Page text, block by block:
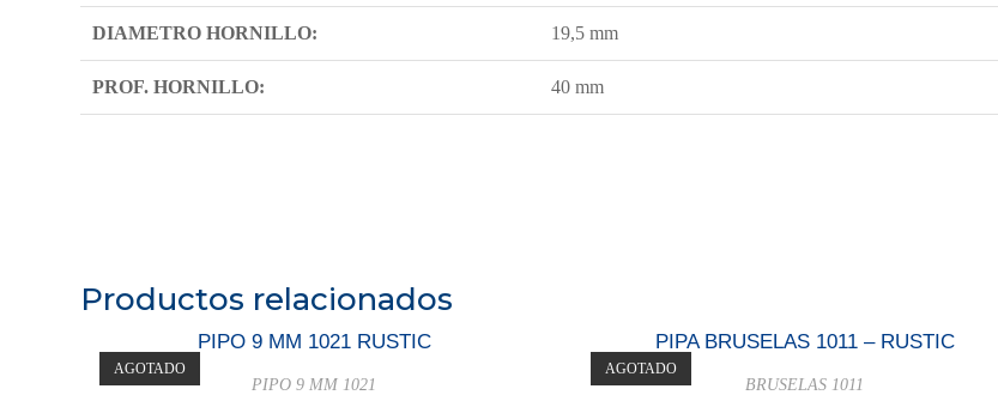
DIAMETRO HORNILLO: 19,5 mm
PROF. HORNILLO: 40 mm
Productos relacionados
AGOTADO
PIPO 9 MM 1021 RUSTIC
PIPO 9 MM 1021
AGOTADO
PIPA BRUSELAS 1011 – RUSTIC
BRUSELAS 1011